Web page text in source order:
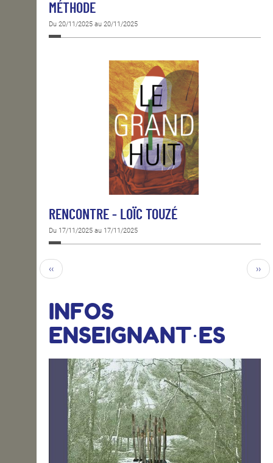
MÉTHODE
Du 20/11/2025 au 20/11/2025
RENCONTRE - LOÏC TOUZÉ
Du 17/11/2025 au 17/11/2025
‹‹ ››
INFOS
ENSEIGNANT·ES